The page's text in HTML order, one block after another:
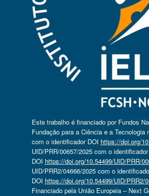
Este trabalho é financiado por Fundos
Fundação para a Ciência e a
com o identificador DOI https://doi.org/
UID/PRR/00657/2025 com o identificador
DOI https://doi.org/10.54499/UID/PRR/
UID/PRR2/04666/2025 com o
DOI https://doi.org/10.54499/UID/PRR2/
Financiado pela União Europeia – Next